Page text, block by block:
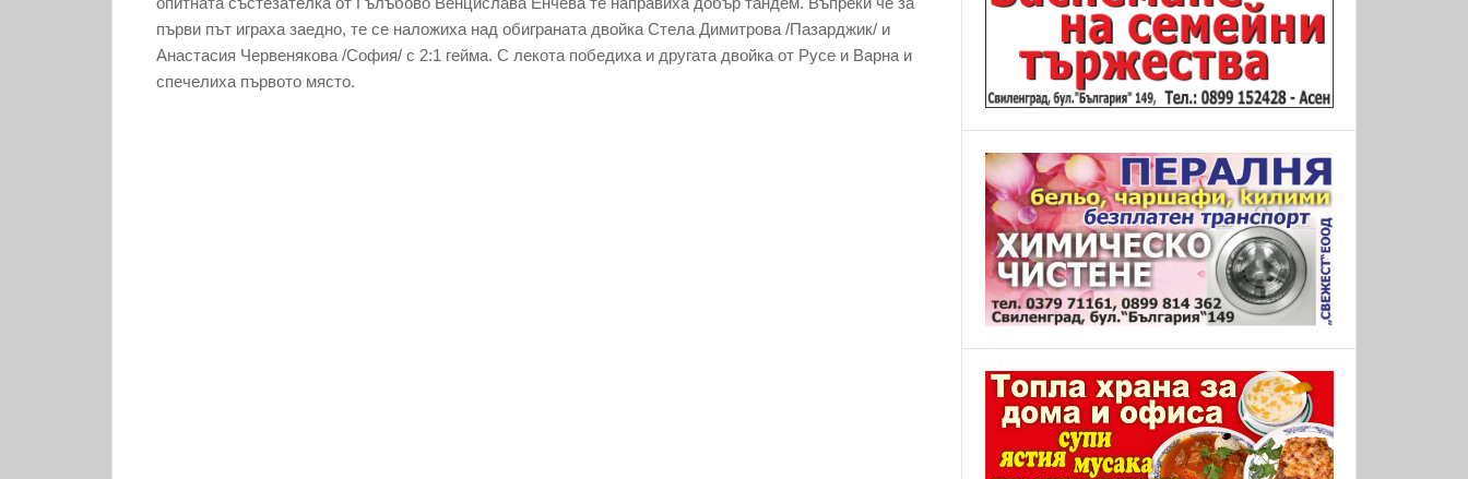
първи път играха заедно, те се наложиха над обиграната двойка Стела Димитрова /Пазарджик/ и
Анастасия Червенякова /София/ с 2:1 гейма. С лекота победиха и другата двойка от Русе и Варна и
спечелиха първото място.